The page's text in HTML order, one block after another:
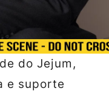
do Jejum,
e suporte